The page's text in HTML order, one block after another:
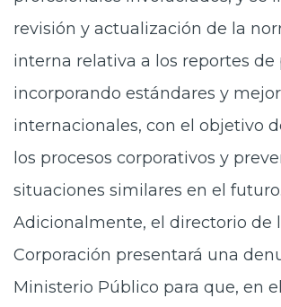
revisión y actualización de la
interna relativa a los reportes de
incorporando estándares y
internacionales, con el objetivo
los procesos corporativos y
situaciones similares en el futuro.
Adicionalmente, el directorio de
Corporación presentará una
Ministerio Público para que, en